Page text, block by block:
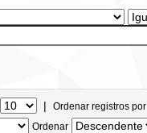
| Ordenar registros por
Ordenar